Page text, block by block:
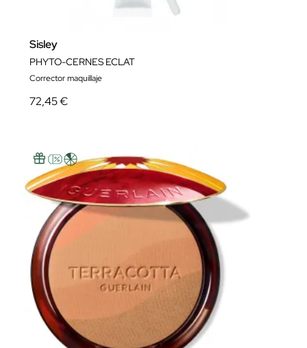
Sisley
PHYTO-CERNES ECLAT
Corrector maquillaje
72,45 €